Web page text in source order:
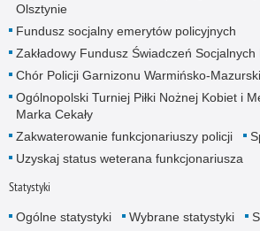
Olsztynie
Fundusz socjalny emerytów policyjnych
Zakładowy Fundusz Świadczeń Socjalnych
Chór Policji Garnizonu Warmińsko-
Ogólnopolski Turniej Piłki Nożnej Kobiet i
Marka Cekały
Zakwaterowanie funkcjonariuszy policji
Uzyskaj status weterana funkcjonariusza
Statystyki
Ogólne statystyki Wybrane statystyki